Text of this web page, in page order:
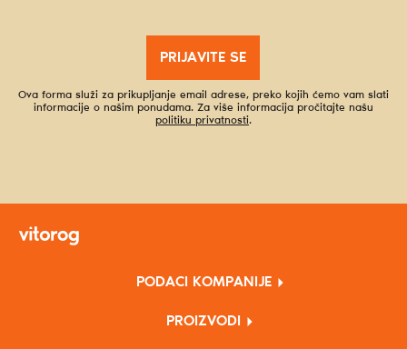
PRIJAVITE SE
Ova forma služi za prikupljanje email adrese, preko kojih ćemo vam slati
informacije o našim ponudama. Za više informacija pročitajte našu
politiku privatnosti.
PODACI KOMPANIJE
PROIZVODI